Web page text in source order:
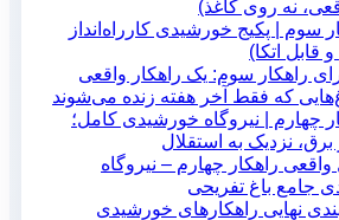
نه روی کاغذ)
سوم | پکیج خورشیدی کارراه‌انداز
قابل اتکا)
راهکار سوم: یک راهکار واقعی
که فقط آخر هفته زنده می‌شوند
چهارم | نیروگاه خورشیدی کامل؛
برق، نزدیک به استقلال
راهکار چهارم – نیروگاه
جامع باغ تفریحی
نهایی راهکارهای خورشیدی